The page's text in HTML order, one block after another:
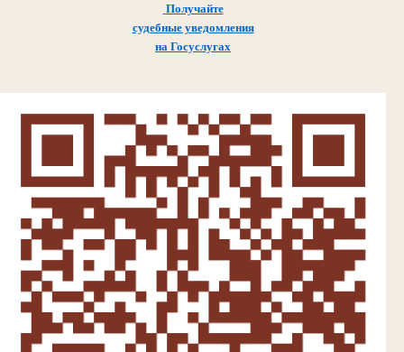
Получайте
судебные уведомления
на Госуслугах